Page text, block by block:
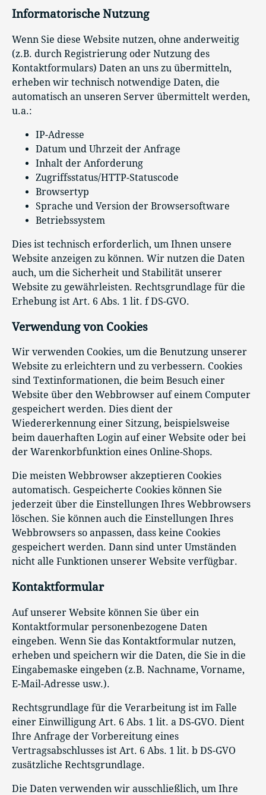
Informatorische Nutzung
Wenn Sie diese Website nutzen, ohne anderweitig
(z.B. durch Registrierung oder Nutzung des
Kontaktformulars) Daten an uns zu übermitteln,
erheben wir technisch notwendige Daten, die
automatisch an unseren Server übermittelt werden,
u.a.:
IP-Adresse
Datum und Uhrzeit der Anfrage
Inhalt der Anforderung
Zugriffsstatus/HTTP-Statuscode
Browsertyp
Sprache und Version der Browsersoftware
Betriebssystem
Dies ist technisch erforderlich, um Ihnen unsere
Website anzeigen zu können. Wir nutzen die Daten
auch, um die Sicherheit und Stabilität unserer
Website zu gewährleisten. Rechtsgrundlage für die
Erhebung ist Art. 6 Abs. 1 lit. f DS-GVO.
Verwendung von Cookies
Wir verwenden Cookies, um die Benutzung unserer
Website zu erleichtern und zu verbessern. Cookies
sind Textinformationen, die beim Besuch einer
Website über den Webbrowser auf einem Computer
gespeichert werden. Dies dient der
Wiedererkennung einer Sitzung, beispielsweise
beim dauerhaften Login auf einer Website oder bei
der Warenkorbfunktion eines Online-Shops.
Die meisten Webbrowser akzeptieren Cookies
automatisch. Gespeicherte Cookies können Sie
jederzeit über die Einstellungen Ihres Webbrowsers
löschen. Sie können auch die Einstellungen Ihres
Webbrowsers so anpassen, dass keine Cookies
gespeichert werden. Dann sind unter Umständen
nicht alle Funktionen unserer Website verfügbar.
Kontaktformular
Auf unserer Website können Sie über ein
Kontaktformular personenbezogene Daten
eingeben. Wenn Sie das Kontaktformular nutzen,
erheben und speichern wir die Daten, die Sie in die
Eingabemaske eingeben (z.B. Nachname, Vorname,
E-Mail-Adresse usw.).
Rechtsgrundlage für die Verarbeitung ist im Falle
einer Einwilligung Art. 6 Abs. 1 lit. a DS-GVO. Dient
Ihre Anfrage der Vorbereitung eines
Vertragsabschlusses ist Art. 6 Abs. 1 lit. b DS-GVO
zusätzliche Rechtsgrundlage.
Die Daten verwenden wir ausschließlich, um Ihre